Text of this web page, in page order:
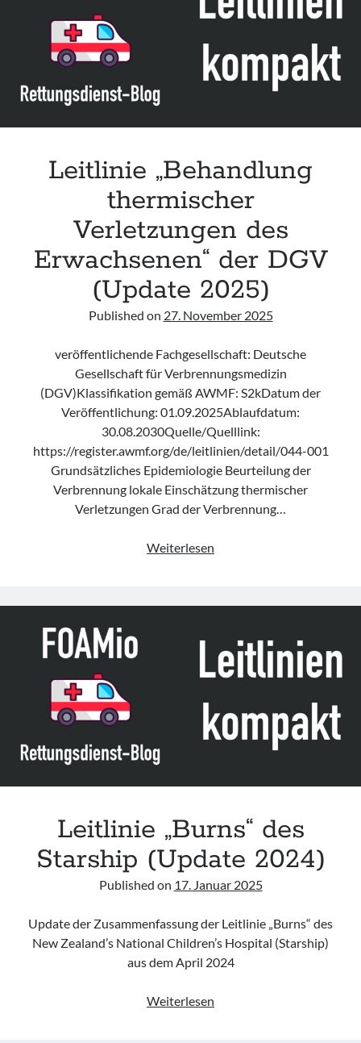
Assessment and Management in the Emergency Department“ der IAEM
Leitlinie „Use of VV ECMO in paediatric patients for the treatment of
acute respiratory failure“ der Polish Society of Anaesthesiology and
Intensive Therapy
Leitlinie „Management of Hypercalcaemia in Adult Patients in the
Emergency Department“ der IAEM
Leitlinie „Behavioural Emergencies in Emergency Departments“ der IFEM
Leitlinie „Behandlung
thermischer
Verletzungen des
Erwachsenen“ der DGV
(Update 2025)
Published on 27. November 2025
veröffentlichende Fachgesellschaft: Deutsche
Gesellschaft für Verbrennungsmedizin
(DGV)Klassifikation gemäß AWMF: S2kDatum der
Veröffentlichung: 01.09.2025Ablaufdatum:
30.08.2030Quelle/Quelllink:
https://register.awmf.org/de/leitlinien/detail/044-001
Grundsätzliches Epidemiologie Beurteilung der
Verbrennung lokale Einschätzung thermischer
Verletzungen Grad der Verbrennung…
Weiterlesen
Verletzungen
Erwachsenen“
der
DGV
2025)
Leitlinie „Burns“ des
Starship (Update 2024)
Published on 17. Januar 2025
Update der Zusammenfassung der Leitlinie „Burns“ des
New Zealand’s National Children’s Hospital (Starship)
aus dem April 2024
Weiterlesen